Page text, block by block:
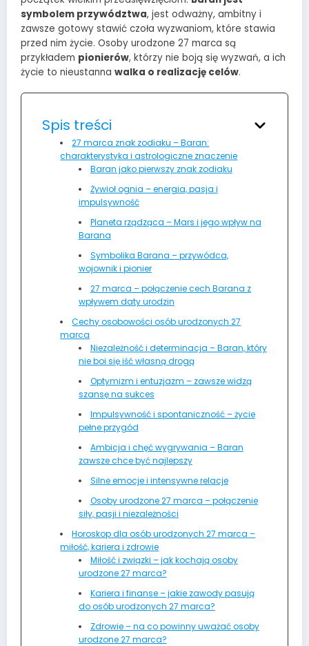
symbolem przywództwa, jest odważny, ambitny i
zawsze gotowy stawić czoła wyzwaniom, które stawia
przed nim życie. Osoby urodzone 27 marca są
przykładem pionierów, którzy nie boją się wyzwań, a ich
życie to nieustanna walka o realizację celów.
Spis treści
27 marca znak zodiaku – Baran:
charakterystyka i astrologiczne znaczenie
Baran jako pierwszy znak zodiaku
Żywioł ognia – energia, pasja i
impulsywność
Planeta rządząca – Mars i jego wpływ na
Barana
Symbolika Barana – przywódca,
wojownik i pionier
27 marca – połączenie cech Barana z
wpływem daty urodzin
Cechy osobowości osób urodzonych 27
marca
Niezależność i determinacja – Baran, który
nie boi się iść własną drogą
Optymizm i entuzjazm – zawsze widzą
szansę na sukces
Impulsywność i spontaniczność – życie
pełne przygód
Ambicja i chęć wygrywania – Baran
zawsze chce być najlepszy
Silne emocje i intensywne relacje
Osoby urodzone 27 marca – połączenie
siły, pasji i niezależności
Horoskop dla osób urodzonych 27 marca –
miłość, kariera i zdrowie
Miłość i związki – jak kochają osoby
urodzone 27 marca?
Kariera i finanse – jakie zawody pasują
do osób urodzonych 27 marca?
Zdrowie – na co powinny uważać osoby
urodzone 27 marca?